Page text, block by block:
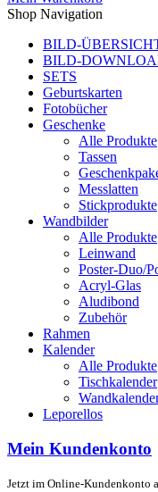
Shop Navigation
BILD-
BILD-
SETS
Geburtskarten
Fotobücher
Geschenke
Alle Produkte
Tassen
Messlatten
Stickprodukte
Wandbilder
Alle Produkte
Leinwand
Poster-Duo/
Acryl-Glas
Aludibond
Zubehör
Rahmen
Kalender
Alle Produkte
Tischkalender
Leporellos
Mein Kundenkonto
Jetzt im Online-Kundenkonto